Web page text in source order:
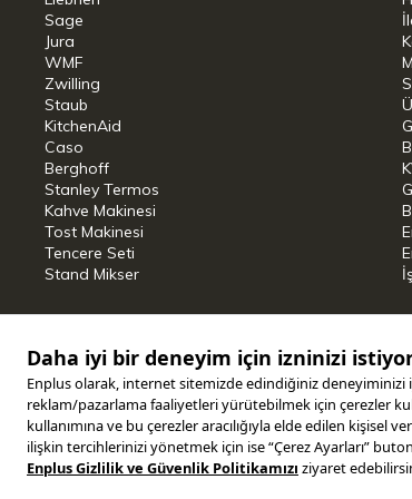
mükemmel temizlik
Tutma kapasiteli
Kablo uzunluğu: 1,8 m
Voltaj: 100 - 240 V ~
Derinlik : 23,9 cm
Sage
Jura
WMF
Zwilling
Staub
KitchenAid
Caso
Berghoff
Stanley Termos
Kahve Makinesi
Tost Makinesi
Tencere Seti
Stand Mikser
Copyright © 2025 ENPLUS | Tüm hakları saklıdır.